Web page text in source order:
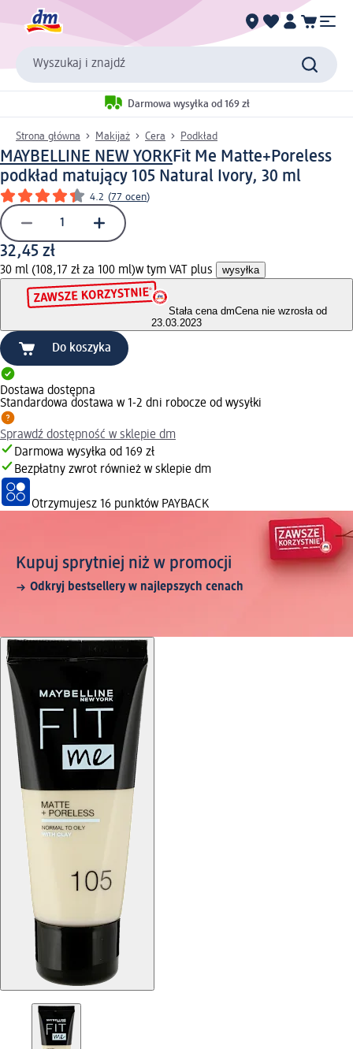
Wyszukaj i znajdź
Darmowa wysyłka od 169 zł
Strona główna Makijaż Cera Podkład
MAYBELLINE NEW YORKFit Me Matte+Poreless
podkład matujący 105 Natural Ivory, 30 ml
4.2 (77 ocen)
32,45 zł
30 ml (108,17 zł za 100 ml)w tym VAT plus wysyłka
Stała cena dmCena nie wzrosła od
23.03.2023
Do koszyka
Dostawa dostępna
Standardowa dostawa w 1-2 dni robocze od wysyłki
Sprawdź dostępność w sklepie dm
Darmowa wysyłka od 169 zł
Bezpłatny zwrot również w sklepie dm
Otrzymujesz 16 punktów PAYBACK
Kupuj sprytniej niż w promocji
Odkryj bestsellery w najlepszych cenach